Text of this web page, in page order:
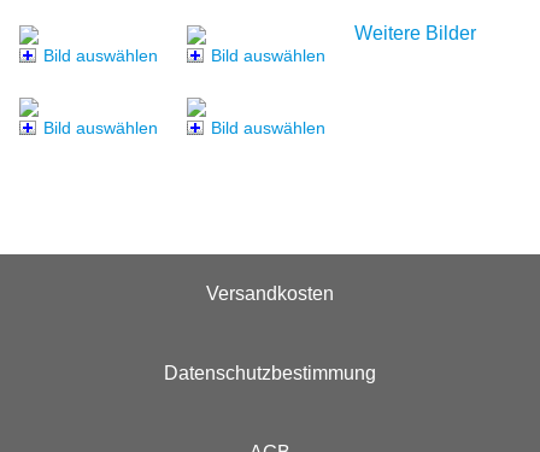
Bild auswählen Bild auswählen
Bild auswählen Bild auswählen
Weitere Bilder
Versandkosten
Datenschutzbestimmung